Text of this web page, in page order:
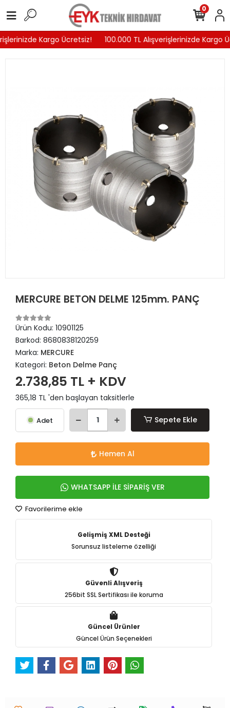
Kargo Ücretsiz! 100.000 TL Alışverişlerinizde Kargo
0
MERCURE BETON DELME 125mm. PANÇ
Ürün Kodu: 10901125
Barkod: 8680838120259
Marka: MERCURE
Kategori: Beton Delme Panç
2.738,85 TL + KDV
365,18 TL 'den başlayan taksitlerle
Adet Sepete Ekle
Hemen Al
WHATSAPP İLE SİPARİŞ VER
Favorilerime ekle
Gelişmiş XML Desteği
Sorunsuz listeleme özelliği
Güvenli Alışveriş
256bit SSL Sertifikası ile koruma
Güncel Ürünler
Güncel Ürün Seçenekleri